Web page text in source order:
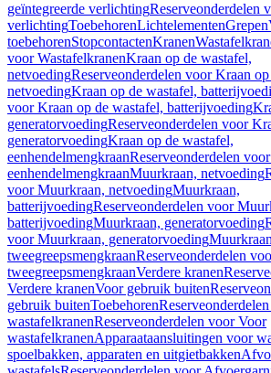
geïntegreerde verlichtingReserveonderdelen
verlichtingToebehorenLichtelementenGrepen
toebehorenStopcontactenKranen
voor WastafelkranenKraan op de wastafel,
netvoedingReserveonderdelen voor Kraan
netvoedingKraan op de wastafel,
voor Kraan op de wastafel, batterijvoeding
generatorvoedingReserveonderdelen voor
generatorvoedingKraan op de wastafel,
eenhendelmengkraanReserveonderdelen
eenhendelmengkraanMuurkraan, netvoeding
voor Muurkraan, netvoedingMuurkraan,
batterijvoedingReserveonderdelen voor
batterijvoedingMuurkraan, generatorvoeding
voor Muurkraan, generatorvoeding
tweegreepsmengkraanReserveonderdelen
tweegreepsmengkraanVerdere kranen
Verdere kranenVoor gebruik buiten
gebruik buitenToebehoren
wastafelkranenReserveonderdelen voor Voor
wastafelkranenApparaataansluitingen voor
spoelbakken, apparaten en uitgietbakken